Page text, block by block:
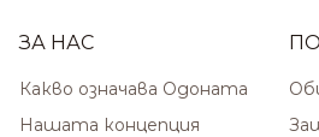
ЗА НАС
Какво означава Одоната
Нашата концепция